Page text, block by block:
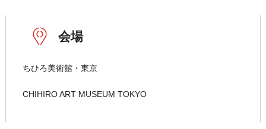
会場
ちひろ美術館・東京
CHIHIRO ART MUSEUM TOKYO